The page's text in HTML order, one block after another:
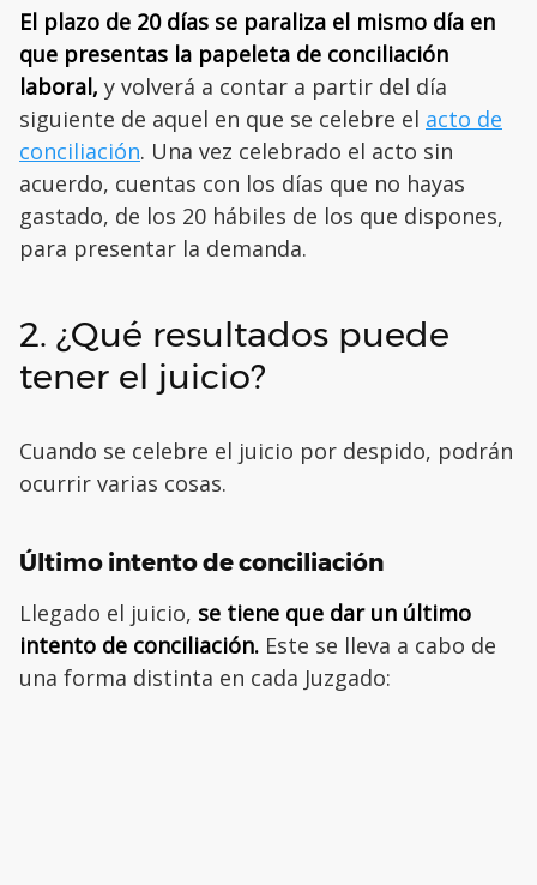
El plazo de 20 días se paraliza el mismo día en
que presentas la papeleta de conciliación
laboral, y volverá a contar a partir del día
siguiente de aquel en que se celebre el acto de
conciliación. Una vez celebrado el acto sin
acuerdo, cuentas con los días que no hayas
gastado, de los 20 hábiles de los que dispones,
para presentar la demanda.
2. ¿Qué resultados puede
tener el juicio?
Cuando se celebre el juicio por despido, podrán
ocurrir varias cosas.
Último intento de conciliación
Llegado el juicio, se tiene que dar un último
intento de conciliación. Este se lleva a cabo de
una forma distinta en cada Juzgado: